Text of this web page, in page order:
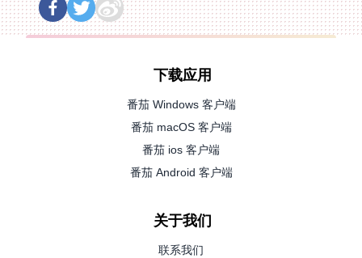
下载应用
番茄 Windows 客户端
番茄 macOS 客户端
番茄 ios 客户端
番茄 Android 客户端
关于我们
联系我们